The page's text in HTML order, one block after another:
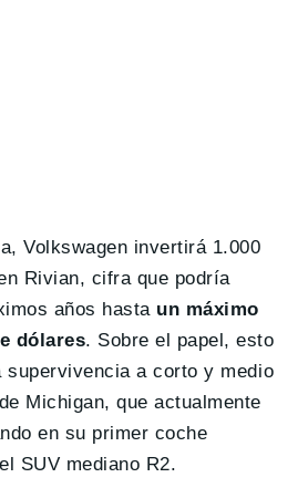
Volkswagen invertirá 1.000
Rivian, cifra que podría
años hasta un máximo
dólares. Sobre el papel, esto
supervivencia a corto y medio
Michigan, que actualmente
en su primer coche
SUV mediano R2.